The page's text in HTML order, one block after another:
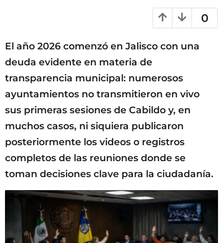
o
0
El año 2026 comenzó en Jalisco con una
deuda evidente en materia de
transparencia municipal: numerosos
ayuntamientos no transmitieron en vivo
sus primeras sesiones de Cabildo y, en
muchos casos, ni siquiera publicaron
posteriormente los videos o registros
completos de las reuniones donde se
toman decisiones clave para la ciudadanía.